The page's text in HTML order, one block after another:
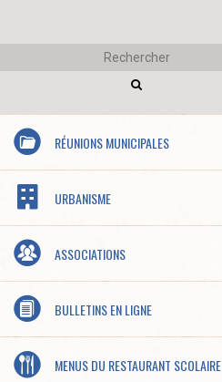
RÉUNIONS MUNICIPALES
URBANISME
ASSOCIATIONS
BULLETINS EN LIGNE
MENUS DU RESTAURANT SCOLAIRE